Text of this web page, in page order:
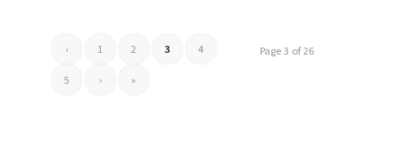
Page 3 of 26
‹ 1 2 3 4
5 › »